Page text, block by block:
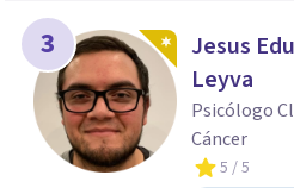
3
Jesus
Leyva
Psicólogo
Cáncer
5 / 5